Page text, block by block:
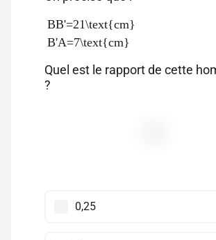
BB'=21\text{cm}
B'A=7\text{cm}
Quel est le rapport de cette
?
0,25